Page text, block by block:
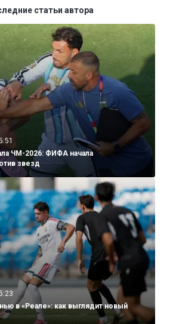
статьи автора
ЧМ-2026: ФИФА начала
звезд
в «Реале»: как выглядит новый